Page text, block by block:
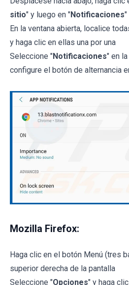
sitio" y luego en "Notificaciones"
En la ventana abierta, localice
y haga clic en ellas una por una
Seleccione "Notificaciones" en
configure el botón de alternancia
Mozilla Firefox:
Haga clic en el botón Menú (tres
superior derecha de la pantalla
Seleccione "Opciones" y haga